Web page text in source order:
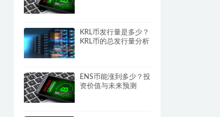
KRL币发行量是多少？
KRL币的总发行量分析
ENS币能涨到多少？投
资价值与未来预测